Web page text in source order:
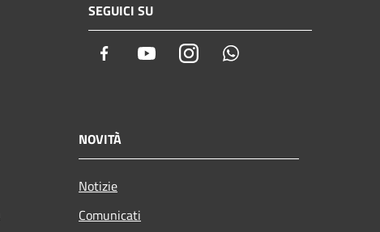
SEGUICI SU
Facebook YoutubeInstagram
NOVITÀ
Notizie
Comunicati